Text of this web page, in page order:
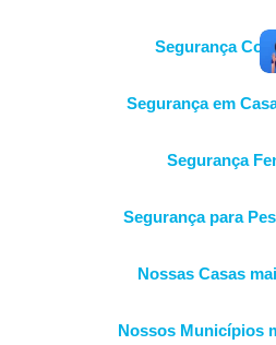
Segurança
Segurança em
Segurança
Segurança para
Nossas Casas
Nossos Municípios